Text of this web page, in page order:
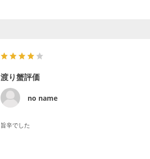
渡り蟹評価
no name
旨辛でした